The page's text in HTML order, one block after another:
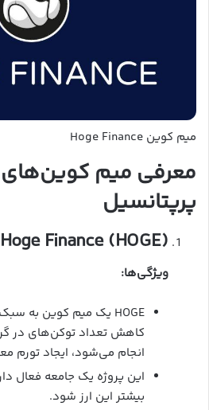
میم کوین Hoge Finance
معرفی میم
پرپتانسیل
Hoge Finance (HOGE)
ویژگی‌ها:
کاهش تعداد توکن‌های در
انجام می‌شود، ایجاد تورم
این پروژه یک جامعه فعال
بیشتر این ارز شود.